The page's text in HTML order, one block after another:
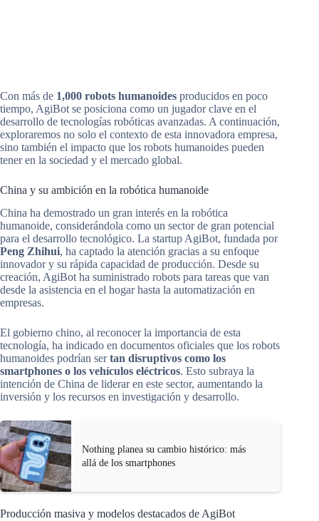
Con más de 1,000 robots humanoides producidos en poco
tiempo, AgiBot se posiciona como un jugador clave en el
desarrollo de tecnologías robóticas avanzadas. A continuación,
exploraremos no solo el contexto de esta innovadora empresa,
sino también el impacto que los robots humanoides pueden
tener en la sociedad y el mercado global.
China y su ambición en la robótica humanoide
China ha demostrado un gran interés en la robótica
humanoide, considerándola como un sector de gran potencial
para el desarrollo tecnológico. La startup AgiBot, fundada por
Peng Zhihui, ha captado la atención gracias a su enfoque
innovador y su rápida capacidad de producción. Desde su
creación, AgiBot ha suministrado robots para tareas que van
desde la asistencia en el hogar hasta la automatización en
empresas.
El gobierno chino, al reconocer la importancia de esta
tecnología, ha indicado en documentos oficiales que los robots
humanoides podrían sertan disruptivos como los
smartphones o los vehículos eléctricos. Esto subraya la
intención de China de liderar en este sector, aumentando la
inversión y los recursos en investigación y desarrollo.
Nothing planea su cambio histórico: más
allá de los smartphones
Producción masiva y modelos destacados de AgiBot